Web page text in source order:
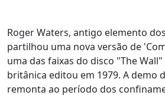
Roger Waters, antigo elemento
partilhou uma nova versão de
uma das faixas do disco "The
britânica editou em 1979. A demo
remonta ao período dos